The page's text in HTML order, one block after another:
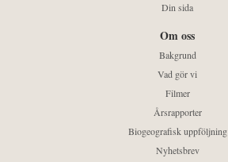
Din sida
Om oss
Bakgrund
Vad gör vi
Filmer
Årsrapporter
Biogeografisk uppföljning
Nyhetsbrev